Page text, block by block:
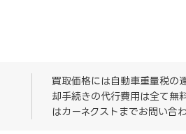
買取価格には自動車重量税の
却手続きの代行費用は全て無
はカーネクストまでお問い合